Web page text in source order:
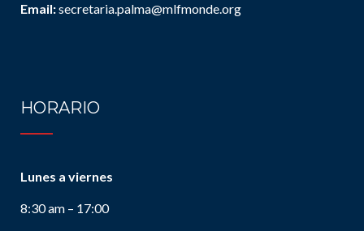
Email:secretaria.palma@mlfmonde.org
HORARIO
Lunes a viernes
8:30 am – 17:00